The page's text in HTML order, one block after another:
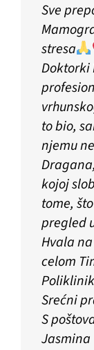
Sve
stresa
Doktorki
to bio,
njemu
kojoj
tome,
pregled
Hvala
celom
Srećni
S
Jasmina